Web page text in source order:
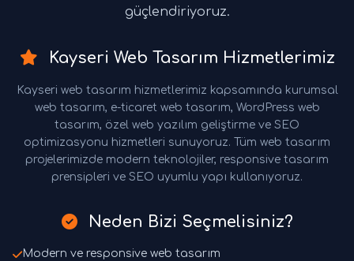
güçlendiriyoruz.
Kayseri Web Tasarım Hizmetlerimiz
Kayseri web tasarım hizmetlerimiz kapsamında kurumsal
web tasarım, e-ticaret web tasarım, WordPress web
tasarım, özel web yazılım geliştirme ve SEO
optimizasyonu hizmetleri sunuyoruz. Tüm web tasarım
projelerimizde modern teknolojiler, responsive tasarım
prensipleri ve SEO uyumlu yapı kullanıyoruz.
Neden Bizi Seçmelisiniz?
Modern ve responsive web tasarım